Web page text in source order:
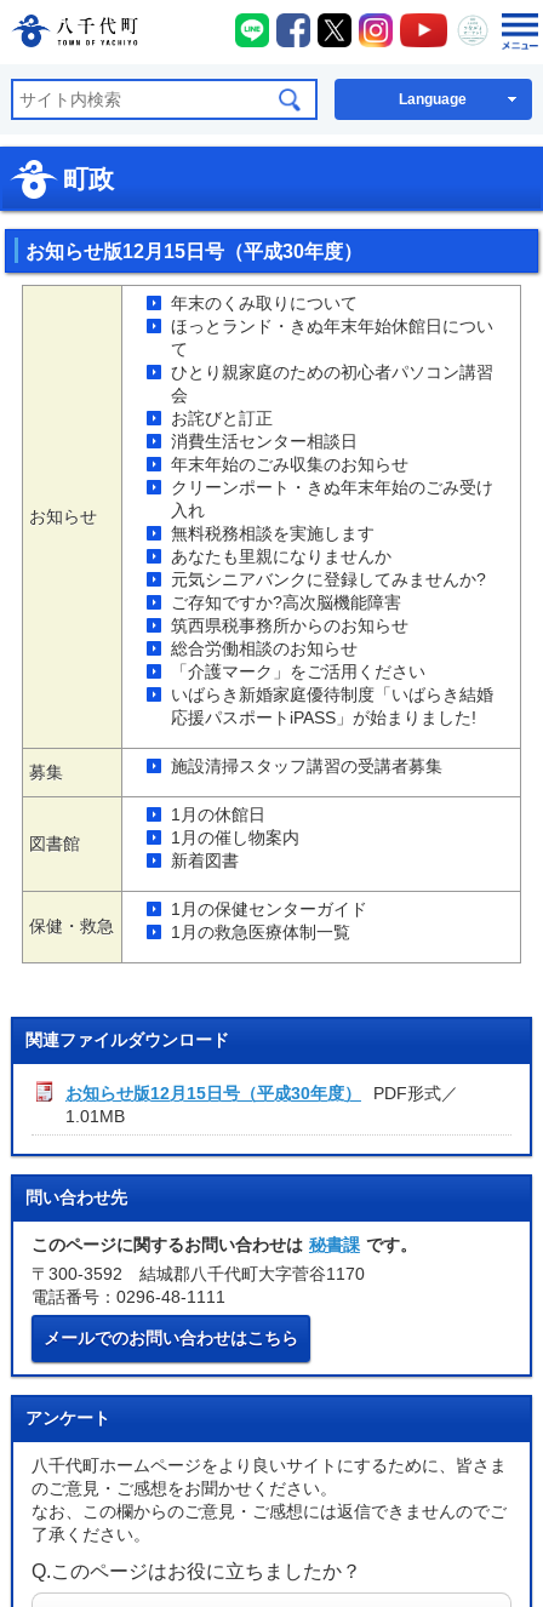
八千代町公式ホームページ
八千代町LINE
八千代町Facebook
八千代町X八千代町Instagram
八千代町
八千
Language
町政
お知らせ版12月15日号（平成30年度）
お知らせ
年末のくみ取りについて
ほっとランド・きぬ年末年始休館日につい
て
ひとり親家庭のための初心者パソコン講習
会
お詫びと訂正
消費生活センター相談日
年末年始のごみ収集のお知らせ
クリーンポート・きぬ年末年始のごみ受け
入れ
無料税務相談を実施します
あなたも里親になりませんか
元気シニアバンクに登録してみませんか?
ご存知ですか?高次脳機能障害
筑西県税事務所からのお知らせ
総合労働相談のお知らせ
「介護マーク」をご活用ください
いばらき新婚家庭優待制度「いばらき結婚
応援パスポートiPASS」が始まりました!
募集 施設清掃スタッフ講習の受講者募集
図書館
1月の休館日
1月の催し物案内
新着図書
保健・救急
1月の保健センターガイド
1月の救急医療体制一覧
関連ファイルダウンロード
お知らせ版12月15日号（平成30年度）
PDF形式／
1.01MB
問い合わせ先
このページに関するお問い合わせは 秘書課 です。
〒300-3592 結城郡八千代町大字菅谷1170
電話番号：0296-48-1111
メールでのお問い合わせはこちら
アンケート
八千代町ホームページをより良いサイトにするために、皆さま
のご意見・ご感想をお聞かせください。
なお、この欄からのご意見・ご感想には返信できませんのでご
了承ください。
Q.このページはお役に立ちましたか？